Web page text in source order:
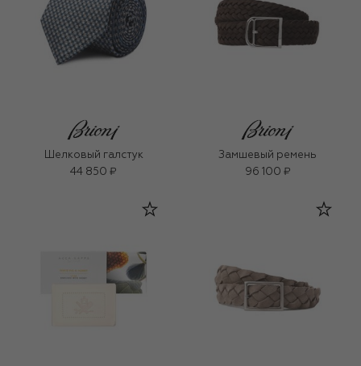
Шелковый галстук
44 850 ₽
Замшевый ремень
96 100 ₽